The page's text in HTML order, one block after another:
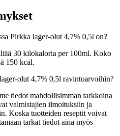
Pirkka lager-olut 4,7% 0,5l on?
30 kilokaloria per 100ml. Koko
150 kcal.
olut 4,7% 0,5l ravintoarvoihin?
tiedot mahdollisimman tarkkoina
valmistajien ilmoituksiin ja
Koska tuotteiden reseptit voivat
tarkat tiedot aina myös